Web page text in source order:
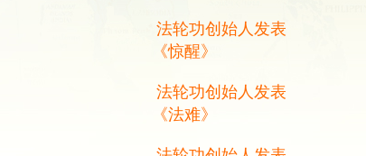
法轮功创始人发表
《惊醒》
法轮功创始人发表
《法难》